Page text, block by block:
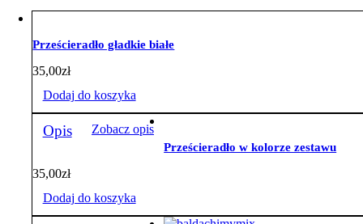
Prześcieradło gładkie białe
35,00zł
Dodaj do koszyka
Opis Zobacz opis
Prześcieradło w kolorze zestawu
35,00zł
Dodaj do koszyka